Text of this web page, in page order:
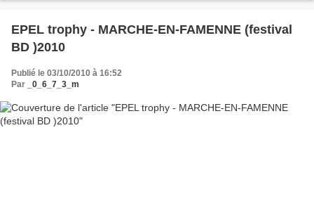
EPEL trophy - MARCHE-EN-FAMENNE (festival
BD )2010
Publié le 03/10/2010 à 16:52
Par
_0_6_7_3_m